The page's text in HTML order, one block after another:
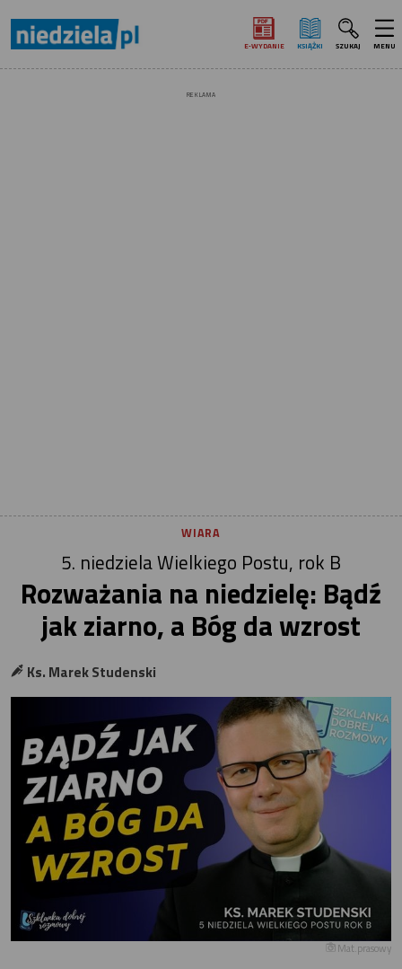
E‑WYDANIE KSIĄŻKI SZUKAJ MENU
REKLAMA
WIARA
5. niedziela Wielkiego Postu, rok B
Rozważania na niedzielę: Bądź
jak ziarno, a Bóg da wzrost
Ks. Marek Studenski
Mat.prasowy